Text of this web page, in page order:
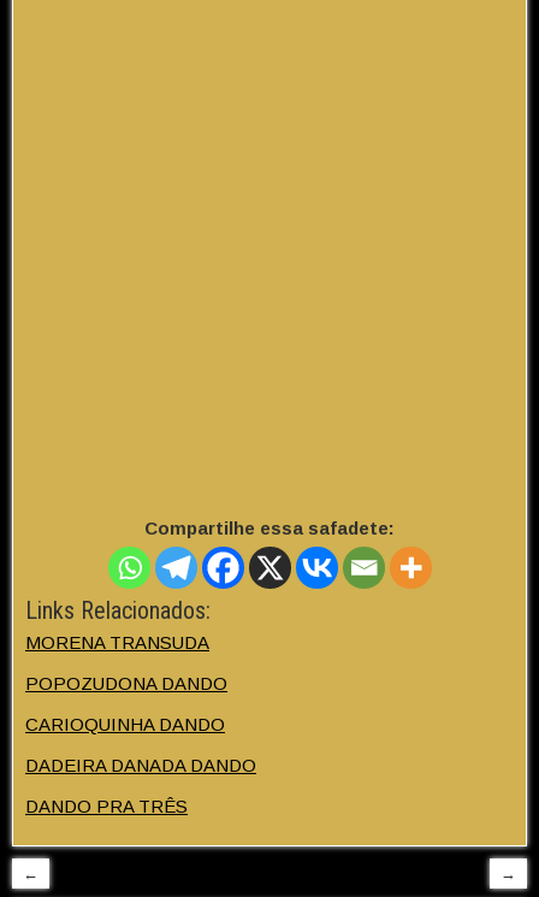
Compartilhe essa safadete:
Links Relacionados:
MORENA TRANSUDA
POPOZUDONA DANDO
CARIOQUINHA DANDO
DADEIRA DANADA DANDO
DANDO PRA TRÊS
← →